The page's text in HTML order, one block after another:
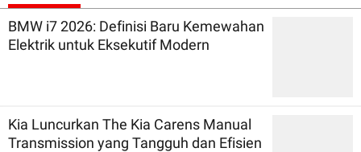
BMW i7 2026: Definisi Baru Kemewahan
Elektrik untuk Eksekutif Modern
Kia Luncurkan The Kia Carens Manual
Transmission yang Tangguh dan Efisien